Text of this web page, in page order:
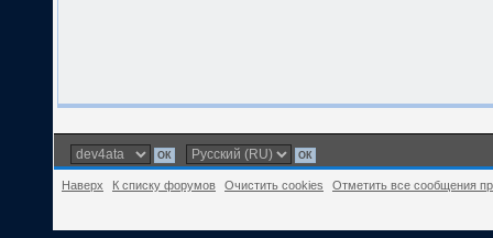
Наверх К списку форумов Очистить cookies Отметить все сообщения